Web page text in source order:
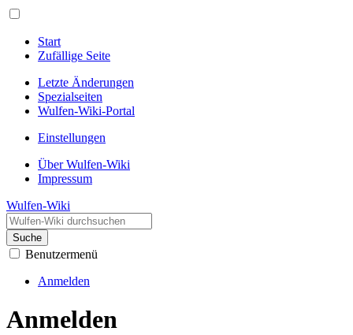
Start
Zufällige Seite
Letzte Änderungen
Spezialseiten
Wulfen-Wiki-Portal
Einstellungen
Über Wulfen-Wiki
Impressum
Wulfen-Wiki
Suche
Benutzermenü
Anmelden
Anmelden